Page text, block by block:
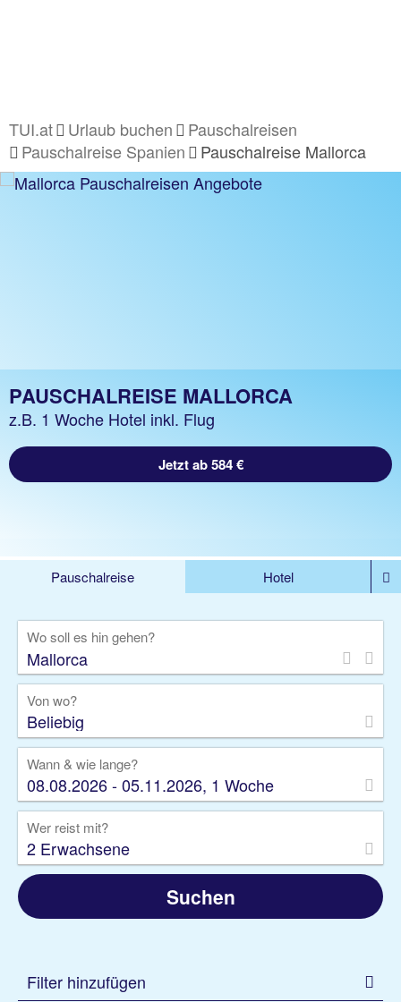
TUI.at Urlaub buchen
Pauschalreisen
Pauschalreise Spanien
Pauschalreise Mallorca
PAUSCHALREISE MALLORCA
z.B. 1 Woche Hotel inkl. Flug
Jetzt ab 584 €
Pauschalreise
Hotel
Rundreise
Kreuzfahrt
Gruppenreise
Camper Privattransfer
Wo soll es hin gehen?
Von wo?
Beliebig
Wann & wie lange?
08.08.2026 - 05.11.2026, 1 Woche
Wer reist mit?
2 Erwachsene
Suchen
Filter hinzufügen